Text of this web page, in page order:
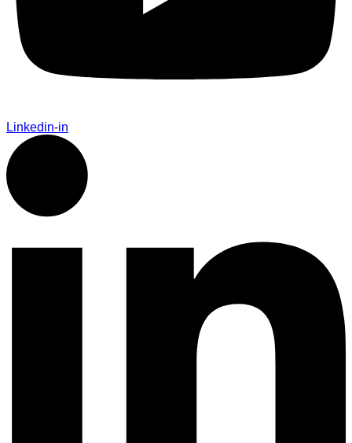
Linkedin-in